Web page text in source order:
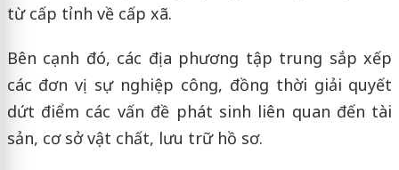
từ cấp tỉnh về cấp xã.
Bên cạnh đó, các địa phương tập trung sắp xếp
các đơn vị sự nghiệp công, đồng thời giải quyết
dứt điểm các vấn đề phát sinh liên quan đến tài
sản, cơ sở vật chất, lưu trữ hồ sơ.